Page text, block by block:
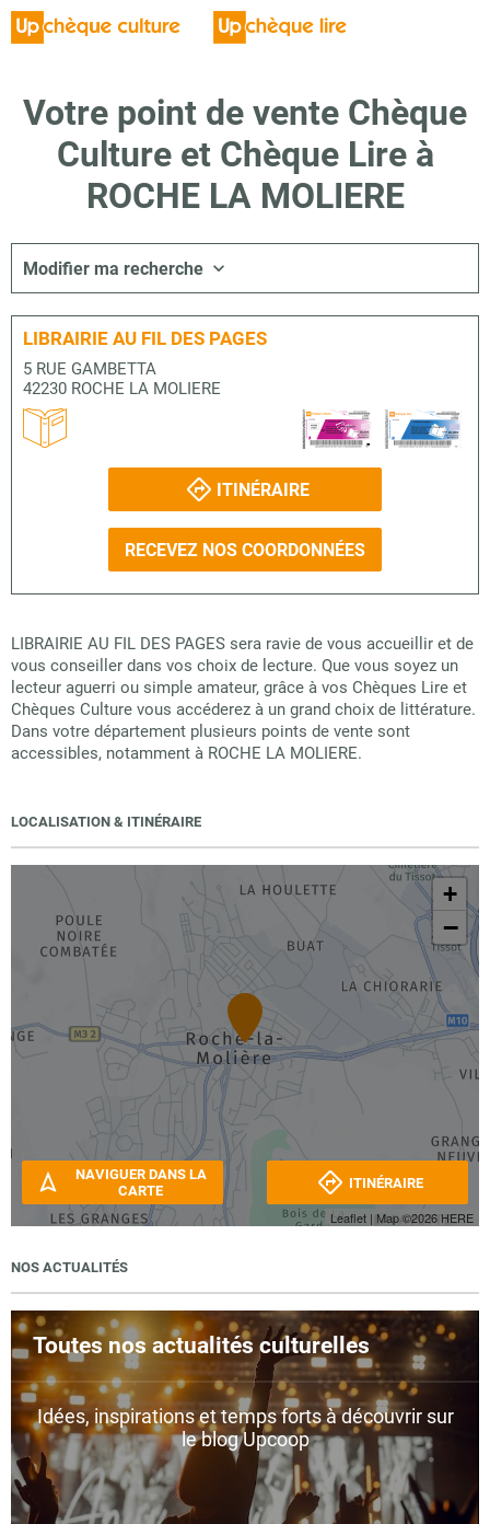
Votre point de vente Chèque
Culture et Chèque Lire à
ROCHE LA MOLIERE
Modifier ma recherche
LIBRAIRIE AU FIL DES PAGES
5 RUE GAMBETTA
42230 ROCHE LA MOLIERE
ITINÉRAIRE
RECEVEZ NOS COORDONNÉES
LIBRAIRIE AU FIL DES PAGES sera ravie de vous accueillir et de
vous conseiller dans vos choix de lecture. Que vous soyez un
lecteur aguerri ou simple amateur, grâce à vos Chèques Lire et
Chèques Culture vous accéderez à un grand choix de littérature.
Dans votre département plusieurs points de vente sont
accessibles, notamment à ROCHE LA MOLIERE.
LOCALISATION & ITINÉRAIRE
+
−
Leaflet | Map ©2026HERE
NAVIGUER DANS LA
CARTE
ITINÉRAIRE
NOS ACTUALITÉS
Toutes nos actualités culturelles
Idées, inspirations et temps forts à découvrir sur
le blog Upcoop